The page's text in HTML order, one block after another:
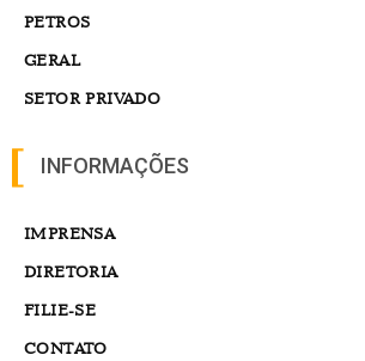
PETROS
GERAL
SETOR PRIVADO
INFORMAÇÕES
IMPRENSA
DIRETORIA
FILIE-SE
CONTATO